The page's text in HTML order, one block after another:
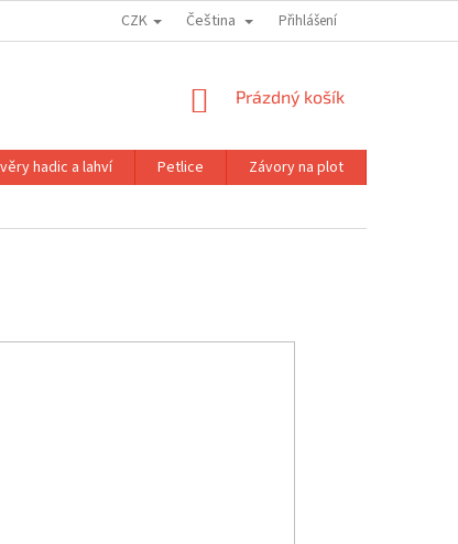
CZK Čeština Přihlášení
NÁKUPNÍ
Prázdný košík
hadic a lahví Petlice Závory na plot